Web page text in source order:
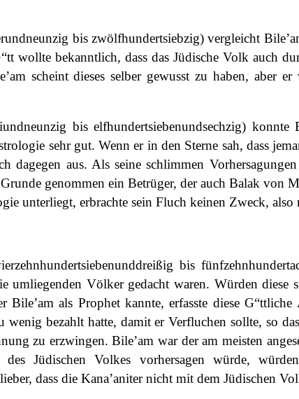
bis zwölfhundertsiebzig) vergleicht
wollte bekanntlich, dass das Jüdische Volk auch
scheint dieses selber gewusst zu haben, aber
bis elfhundertsiebenundsechzig) konnte
sehr gut. Wenn er in den Sterne sah, dass
dagegen aus. Als seine schlimmen
genommen ein Betrüger, der auch Balak von
unterliegt, erbrachte sein Fluch keinen Zweck,
bis
umliegenden Völker gedacht waren. Würden diese
Bile’am als Prophet kannte, erfasste diese
wenig bezahlt hatte, damit er Verfluchen sollte, so
zu erzwingen. Bile’am war der am meisten
Jüdischen Volkes vorhersagen würde,
dass die Kana’aniter nicht mit dem Jüdischen